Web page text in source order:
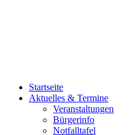
Startseite
Aktuelles & Termine
Veranstaltungen
Bürgerinfo
Notfalltafel